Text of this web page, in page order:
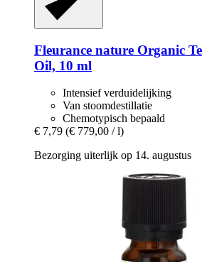
Fleurance nature Organic
Oil, 10 ml
Intensief verduidelijking
Van stoomdestillatie
Chemotypisch bepaald
€ 7,79 (€ 779,00 / l)
Bezorging uiterlijk op 14. augustus